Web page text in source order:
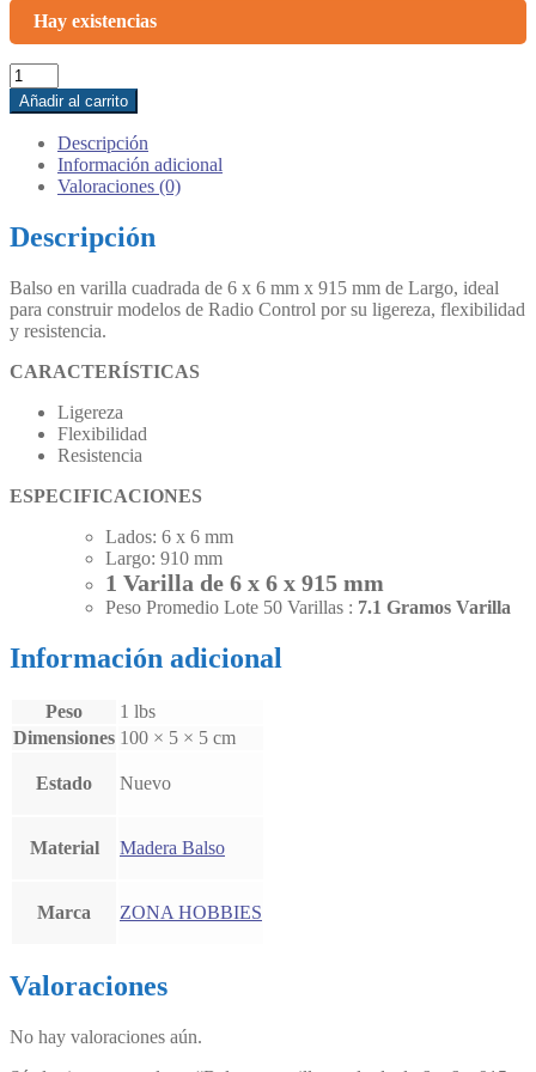
$ 890.$ 790.
Hay existencias
Balso
en
varilla
cuadrada
6
x
mm
Largo
cantidad
Añadir al carrito
Descripción
Información adicional
Valoraciones (0)
Descripción
Balso en varilla cuadrada de 6 x 6 mm x 915 mm de Largo, ideal
para construir modelos de Radio Control por su ligereza, flexibilidad
y resistencia.
CARACTERÍSTICAS
Ligereza
Flexibilidad
Resistencia
ESPECIFICACIONES
Lados: 6 x 6 mm
Largo: 910 mm
1 Varilla de 6 x 6 x 915 mm
Peso Promedio Lote 50 Varillas : 7.1 Gramos Varilla
Información adicional
Peso
1 lbs
Dimensiones 100 × 5 × 5 cm
Estado Nuevo
Material Madera Balso
Marca ZONA HOBBIES
Valoraciones
No hay valoraciones aún.